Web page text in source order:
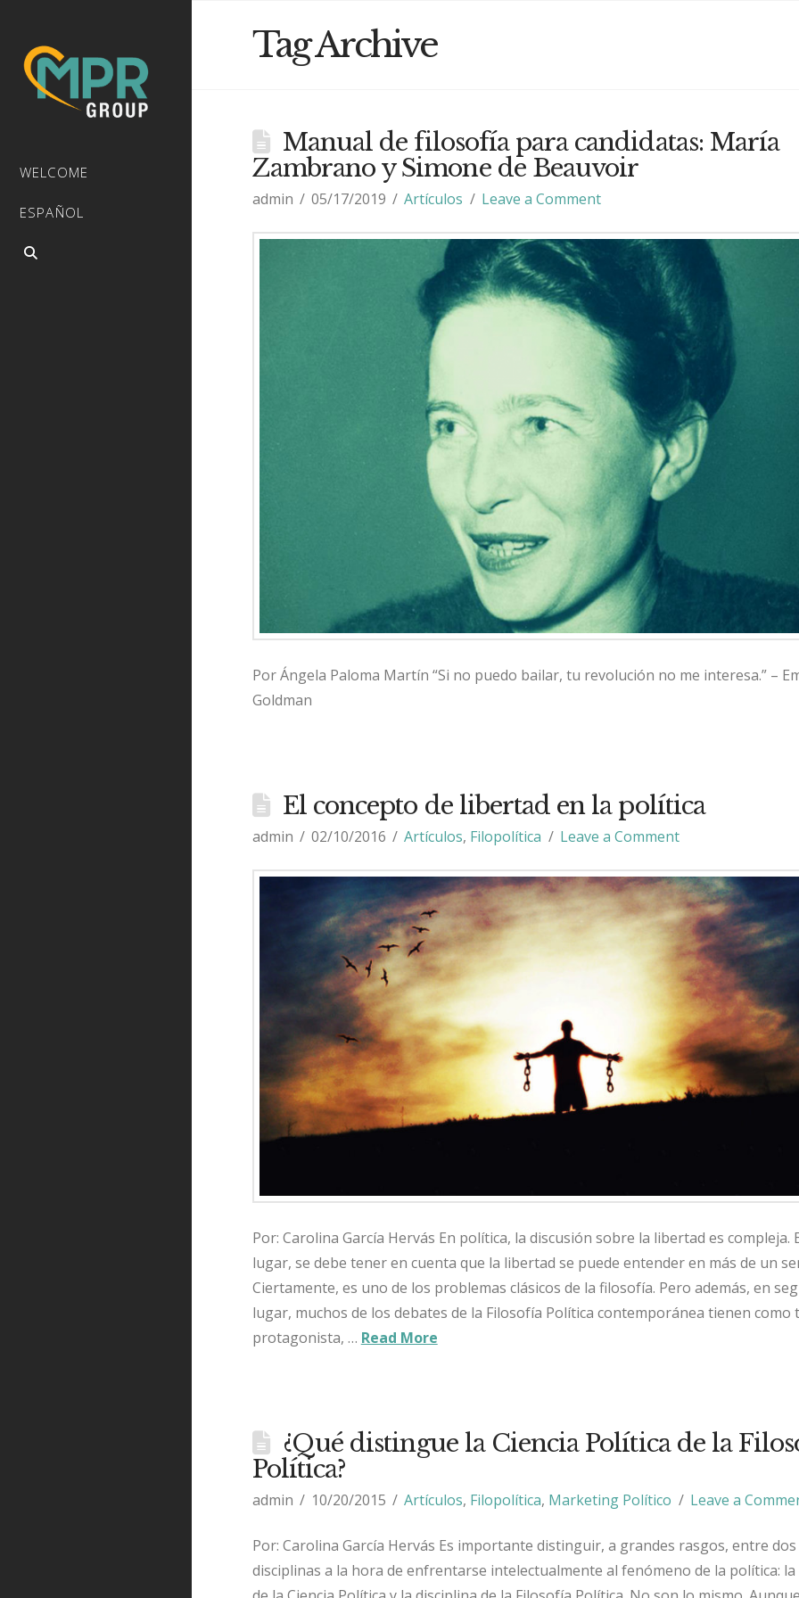
WELCOME
ESPAÑOL
Tag Archive
Manual de filosofía para candidatas: María
Zambrano y Simone de Beauvoir
admin 05/17/2019 Artículos Leave a Comment
Por Ángela Paloma Martín “Si no puedo bailar, tu revolución no me interesa.” –
Goldman
El concepto de libertad en la política
admin 02/10/2016 Artículos, Filopolítica Leave a Comment
Por: Carolina García Hervás En política, la discusión sobre la libertad es compleja.
lugar, se debe tener en cuenta que la libertad se puede entender en más de un
Ciertamente, es uno de los problemas clásicos de la filosofía. Pero además, en
lugar, muchos de los debates de la Filosofía Política contemporánea tienen como
protagonista, … Read More
¿Qué distingue la Ciencia Política de la
Política?
admin 10/20/2015 Artículos, Filopolítica, Marketing Político Leave a
Por: Carolina García Hervás Es importante distinguir, a grandes rasgos, entre dos
disciplinas a la hora de enfrentarse intelectualmente al fenómeno de la política: la